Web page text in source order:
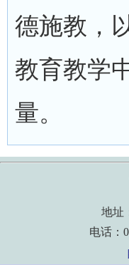
德施教，
教育教学
量。
地址
电话：